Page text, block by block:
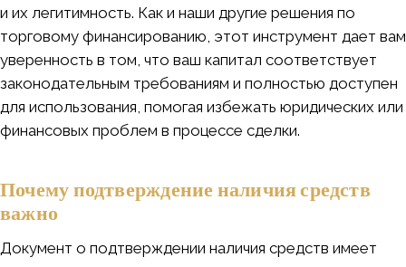
и их легитимность. Как и наши другие решения по
торговому финансированию, этот инструмент дает вам
уверенность в том, что ваш капитал соответствует
законодательным требованиям и полностью доступен
для использования, помогая избежать юридических или
финансовых проблем в процессе сделки.
Почему подтверждение наличия средств
важно
Документ о подтверждении наличия средств имеет